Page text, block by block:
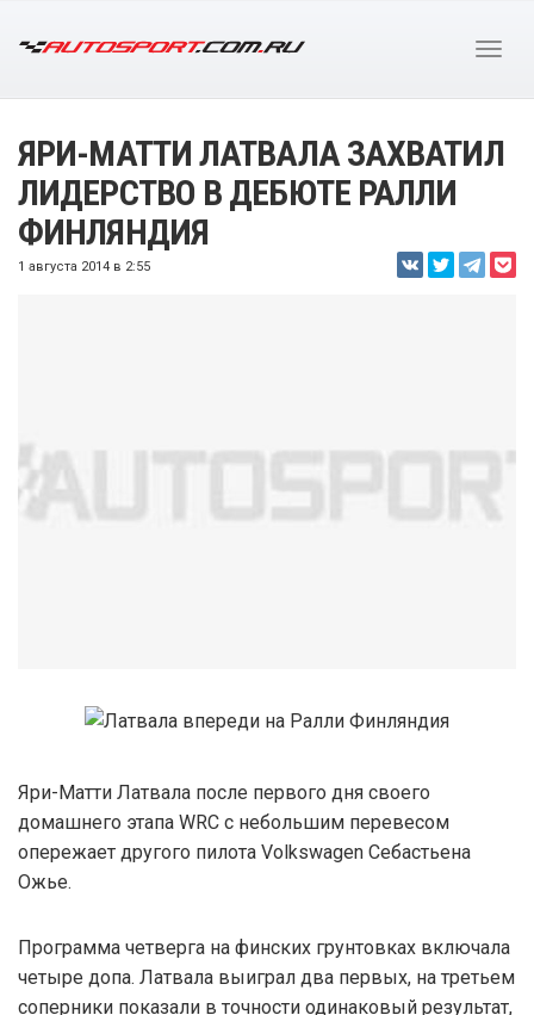
ЯРИ-МАТТИ ЛАТВАЛА ЗАХВАТИЛ
ЛИДЕРСТВО В ДЕБЮТЕ РАЛЛИ
ФИНЛЯНДИЯ
1 августа 2014 в 2:55
Яри-Матти Латвала после первого дня своего
домашнего этапа WRC с небольшим перевесом
опережает другого пилота Volkswagen Себастьена
Ожье.
Программа четверга на финских грунтовках включала
четыре допа. Латвала выиграл два первых, на третьем
соперники показали в точности одинаковый результат,